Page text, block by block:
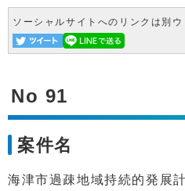
ソーシャルサイトへのリンクは別
No 91
案件名
海津市過疎地域持続的発展